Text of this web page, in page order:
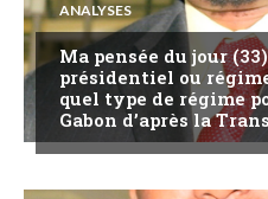
ANALYSES
Ma pensée du jour
présidentiel ou
quel type de régime
Gabon d’après la